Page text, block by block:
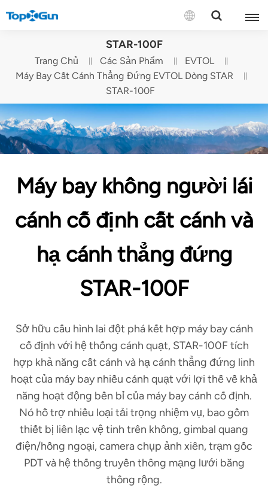
LIÊN HỆ VỚI CHÚNG TÔI
English
Русский
Português(Portugal)
Português(Brasil)
Tiếng Việt
STAR-100F
Trang Chủ Các Sản Phẩm
EVTOL
Máy Bay Cất Cánh Thẳng Đứng EVTOL Dòng STAR
STAR-100F
Máy bay không người lái
cánh cố định cất cánh và
hạ cánh thẳng đứng
STAR-100F
Sở hữu cấu hình lai đột phá kết hợp máy bay cánh
cố định với hệ thống cánh quạt, STAR-100F tích
hợp khả năng cất cánh và hạ cánh thẳng đứng linh
hoạt của máy bay nhiều cánh quạt với lợi thế về khả
năng hoạt động bền bỉ của máy bay cánh cố định.
Nó hỗ trợ nhiều loại tải trọng nhiệm vụ, bao gồm
thiết bị liên lạc vệ tinh trên không, gimbal quang
điện/hồng ngoại, camera chụp ảnh xiên, trạm gốc
PDT và hệ thống truyền thông mạng lưới băng
thông rộng.